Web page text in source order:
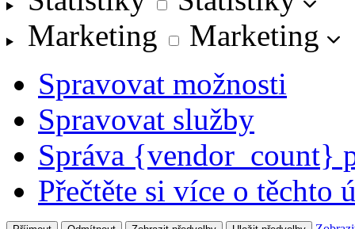
Marketing
Marketing
Spravovat možnosti
Spravovat služby
Správa {vendor_count}
Přečtěte si více o těchto